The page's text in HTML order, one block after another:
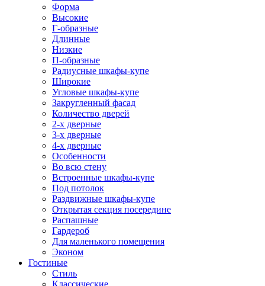
Форма
Высокие
Г-образные
Длинные
Низкие
П-образные
Радиусные шкафы-купе
Широкие
Угловые шкафы-купе
Закругленный фасад
Количество дверей
2-х дверные
3-х дверные
4-х дверные
Особенности
Во всю стену
Встроенные шкафы-купе
Под потолок
Раздвижные шкафы-купе
Открытая секция посередине
Распашные
Гардероб
Для маленького помещения
Эконом
Гостиные
Стиль
Классические